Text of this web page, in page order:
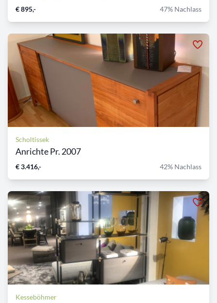
€ 895,- 47% Nachlass
Scholtissek
Anrichte Pr. 2007
€ 3.416,- 42% Nachlass
Kesseböhmer